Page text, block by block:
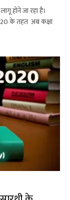
होने जा रहा है।
के तहत अब कक्षा